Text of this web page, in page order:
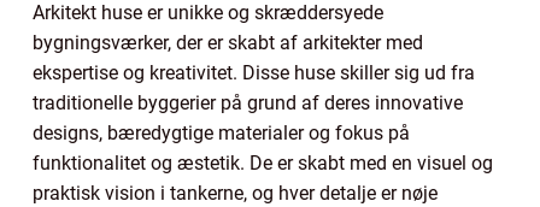
Arkitekt huse er unikke og skræddersyede
bygningsværker, der er skabt af arkitekter med
ekspertise og kreativitet. Disse huse skiller sig ud fra
traditionelle byggerier på grund af deres innovative
designs, bæredygtige materialer og fokus på
funktionalitet og æstetik. De er skabt med en visuel og
praktisk vision i tankerne, og hver detalje er nøje